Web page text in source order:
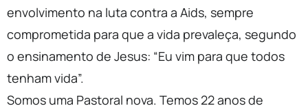
envolvimento na luta contra a Aids, sempre
comprometida para que a vida prevaleça, segundo
o ensinamento de Jesus: “Eu vim para que todos
tenham vida”.
Somos uma Pastoral nova. Temos 22 anos de